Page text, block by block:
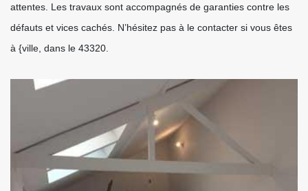
attentes. Les travaux sont accompagnés de garanties contre les
défauts et vices cachés. N’hésitez pas à le contacter si vous êtes
à {ville, dans le 43320.